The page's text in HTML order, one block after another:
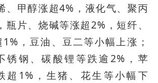
、甲醇涨超4%，液化气、聚丙
瓶片、烧碱等涨超2%，短纤、
，豆油、豆二等小幅上涨；
锈钢、碳酸锂等跌逾2%，苹
超1%，生猪、花生等小幅下